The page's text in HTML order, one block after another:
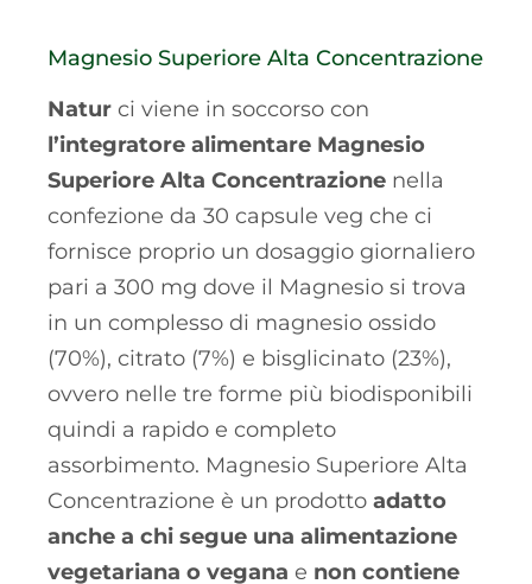
Magnesio Superiore Alta Concentrazione
Natur ci viene in soccorso con
l’integratore alimentare Magnesio
Superiore Alta Concentrazione nella
confezione da 30 capsule veg che ci
fornisce proprio un dosaggio giornaliero
pari a 300 mg dove il Magnesio si trova
in un complesso di magnesio ossido
(70%), citrato (7%) e bisglicinato (23%),
ovvero nelle tre forme più biodisponibili
quindi a rapido e completo
assorbimento. Magnesio Superiore Alta
Concentrazione è un prodotto adatto
anche a chi segue una alimentazione
vegetariana o vegana e non contiene